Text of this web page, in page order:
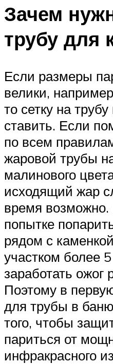
Зачем
трубу для
Если размеры
велики,
то сетку на
ставить. Если
по всем
жаровой трубы
малинового
исходящий жар
время
попытке
рядом с
участком более
заработать ожог
Поэтому в
для трубы в
того, чтобы
париться от
инфракрасного